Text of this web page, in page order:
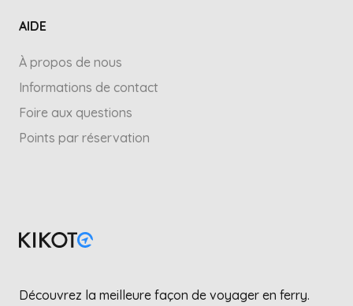
AIDE
À propos de nous
Informations de contact
Foire aux questions
Points par réservation
Découvrez la meilleure façon de voyager en ferry.